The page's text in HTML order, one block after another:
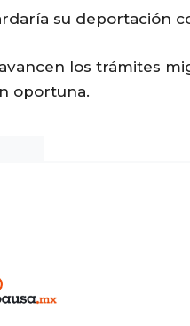
su deportación
los trámites
oportuna.